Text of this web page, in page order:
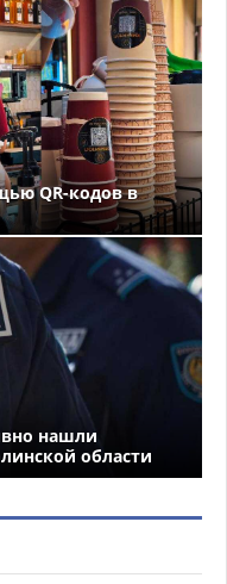
QR-кодов в
нашли
области